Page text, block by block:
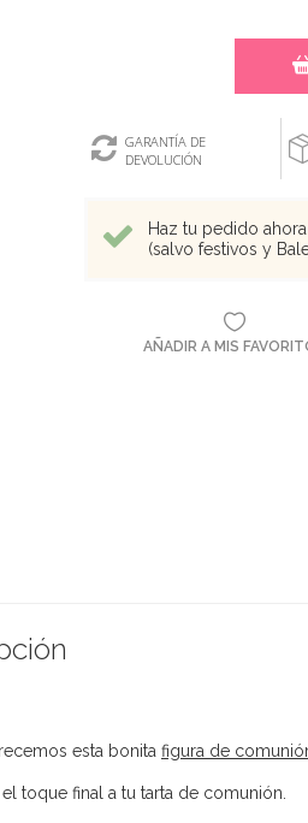
GARANTÍA DE
DEVOLUCIÓN
Haz tu pedido
(salvo festivos y
AÑADIR A MIS
esta bonita figura de
toque final a tu tarta de comunión.